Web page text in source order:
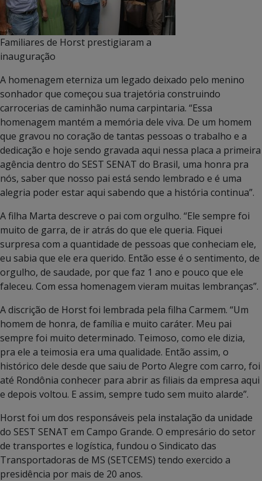
Familiares de Horst prestigiaram a
inauguração
A homenagem eterniza um legado deixado pelo menino
sonhador que começou sua trajetória construindo
carrocerias de caminhão numa carpintaria. “Essa
homenagem mantém a memória dele viva. De um homem
que gravou no coração de tantas pessoas o trabalho e a
dedicação e hoje sendo gravada aqui nessa placa a primeira
agência dentro do SEST SENAT do Brasil, uma honra pra
nós, saber que nosso pai está sendo lembrado e é uma
alegria poder estar aqui sabendo que a história continua”.
A filha Marta descreve o pai com orgulho. “Ele sempre foi
muito de garra, de ir atrás do que ele queria. Fiquei
surpresa com a quantidade de pessoas que conheciam ele,
eu sabia que ele era querido. Então esse é o sentimento, de
orgulho, de saudade, por que faz 1 ano e pouco que ele
faleceu. Com essa homenagem vieram muitas lembranças”.
A discrição de Horst foi lembrada pela filha Carmem. “Um
homem de honra, de família e muito caráter. Meu pai
sempre foi muito determinado. Teimoso, como ele dizia,
pra ele a teimosia era uma qualidade. Então assim, o
histórico dele desde que saiu de Porto Alegre com carro, foi
até Rondônia conhecer para abrir as filiais da empresa aqui
e depois voltou. E assim, sempre tudo sem muito alarde”.
Horst foi um dos responsáveis pela instalação da unidade
do SEST SENAT em Campo Grande. O empresário do setor
de transportes e logística, fundou o Sindicato das
Transportadoras de MS (SETCEMS) tendo exercido a
presidência por mais de 20 anos.